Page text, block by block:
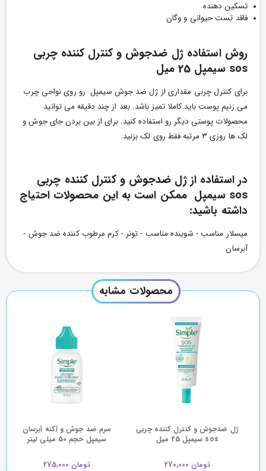
تسکین دهنده
فاقد تست حیوانی و وگان
روش استفادهژل ضدجوش و کنترل کننده چربی
sos سیمپل 25 میل
برای کنترل چربی مقداری از ژل ضد جوش سیمپل رو روی نواحی چرب
می زنیم پوست باید کاملا تمیز باشد. بعد از چند دقیقه می توانید
محصولات پوستی دیگر رو استفاده کنید. برای از بین بردن جای جوش و
لک ها روزی 3 مرتبه فقط روی لک بزنید.
در استفاده از ژل ضدجوش و کنترل کننده چربی
sos سیمپل ممکن است به این محصولات احتیاج
داشته باشید:
میسلار مناسب - شوینده مناسب - تونر - کرم مرطوب کننده ضد جوش -
آبرسان
محصولات مشابه
ژل ضدجوش و کنترل کننده چربی
sos سیمپل 25 میل
تومان 270,000
سرم ضد جوش و آکنه آبرسان
سیمپل حجم 50 میلی لیتر
تومان 275,000